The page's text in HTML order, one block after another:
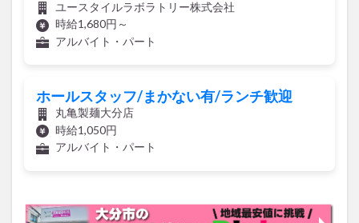
ユースタイルラボラトリー株式会社
時給1,680円～
アルバイト・パート
ホールスタッフ/まかない有/ランチ歓迎
丸亀製麺大分店
時給1,050円
アルバイト・パート